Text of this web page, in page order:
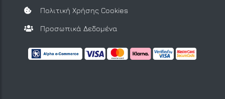
Πολιτική Χρήσης Cookies
Προσωπικά Δεδομένα